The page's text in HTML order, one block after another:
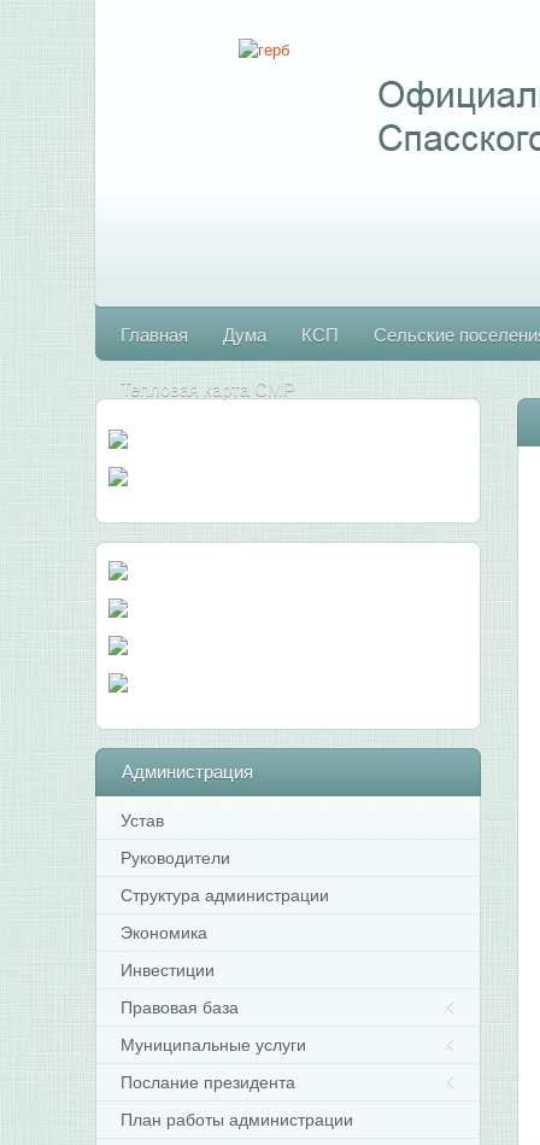
Главная Дума КСП Сельские
Тепловая карта СМР
Администрация
Устав
Руководители
Структура администрации
Экономика
Инвестиции
Правовая база
Муниципальные услуги
Послание президента
План работы администрации